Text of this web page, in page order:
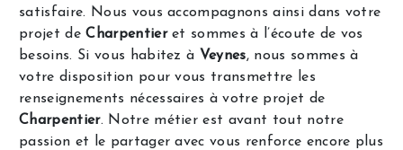
satisfaire. Nous vous accompagnons ainsi dans votre
projet deCharpentieret sommes à l’écoute de vos
besoins. Si vous habitez à Veynes, nous sommes à
votre disposition pour vous transmettre les
renseignements nécessaires à votre projet de
Charpentier. Notre métier est avant tout notre
passion et le partager avec vous renforce encore plus